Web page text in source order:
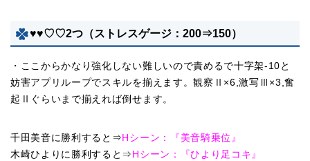
♥♥♡♡2つ（ストレスゲージ：200⇒150）
・ここからかなり強化しない難しいので責めるで十字架-10と
妨害アプリループでスキルを揃えます。観察Ⅱ×6,激写Ⅲ×3,奮
起Ⅱぐらいまで揃えれば倒せます。
千田美音に勝利すると⇒ Hシーン：『美音騎乗位』
木崎ひよりに勝利すると⇒ Hシーン：『ひより足コキ』